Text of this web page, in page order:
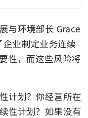
in
from Middle
still go
与环境部长 Grace
业制定业务连续
性，而这些风险将
计划？你经营所在
性计划？如果没有